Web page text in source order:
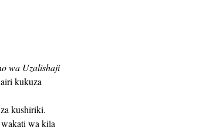
wa Uzalishaji
kukuza
wa kila